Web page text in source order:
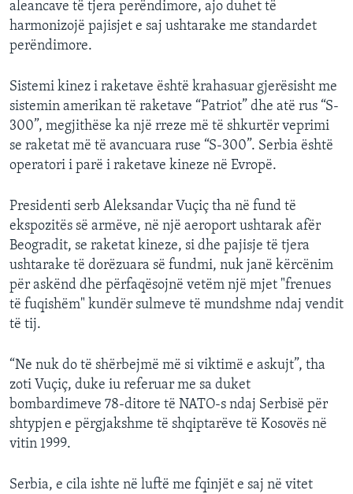
aleancave të tjera perëndimore, ajo duhet të
harmonizojë pajisjet e saj ushtarake me standardet
perëndimore.
Sistemi kinez i raketave është krahasuar gjerësisht me
sistemin amerikan të raketave “Patriot” dhe atë rus “S-
300”, megjithëse ka një rreze më të shkurtër veprimi
se raketat më të avancuara ruse “S-300”. Serbia është
operatori i parë i raketave kineze në Evropë.
Presidenti serb Aleksandar Vuçiç tha në fund të
ekspozitës së armëve, në një aeroport ushtarak afër
Beogradit, se raketat kineze, si dhe pajisje të tjera
ushtarake të dorëzuara së fundmi, nuk janë kërcënim
për askënd dhe përfaqësojnë vetëm një mjet "frenues
të fuqishëm" kundër sulmeve të mundshme ndaj vendit
të tij.
“Ne nuk do të shërbejmë më si viktimë e askujt”, tha
zoti Vuçiç, duke iu referuar me sa duket
bombardimeve 78-ditore të NATO-s ndaj Serbisë për
shtypjen e përgjakshme të shqiptarëve të Kosovës në
vitin 1999.
Serbia, e cila ishte në luftë me fqinjët e saj në vitet